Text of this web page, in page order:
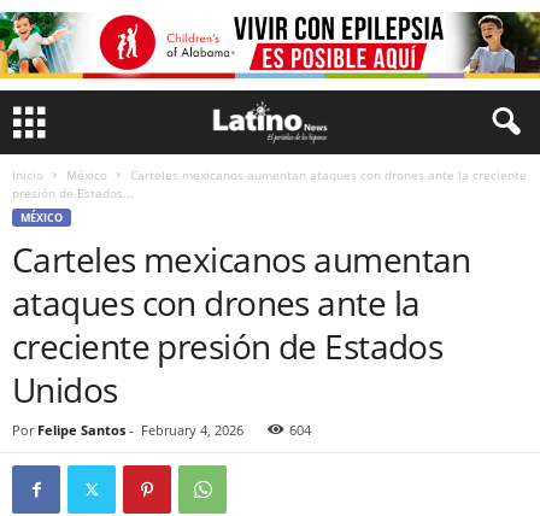
Inicio México
Carteles mexicanos aumentan ataques con drones ante la creciente
presión de Estados...
MÉXICO
Carteles mexicanos aumentan
ataques con drones ante la
creciente presión de Estados
Unidos
Por Felipe Santos - February 4, 2026 604